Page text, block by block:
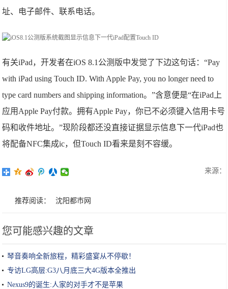
址、电子邮件、联系电话。
有关iPad，开发者在iOS 8.1公测版中发觉了下边这句话：“Pay
with iPad using Touch ID. With Apple Pay, you no longer need to
type card numbers and shipping information。”含意便是“在iPad上
应用Apple Pay付款。拥有Apple Pay，你已不必须键入信用卡号
码和收件地址。”现阶段都还没直接证据显示信息下一代iPad也
将配备NFC集成ic，但Touch ID看来是刻不容缓。
来源：
推荐阅读： 沈阳都市网
您可能感兴趣的文章
琴音奏响全新旅程，精彩盛宴从不停歇！
专访LG高层:G3八月底三大4G版本全推出
Nexus9的诞生:人家的对手才不是苹果